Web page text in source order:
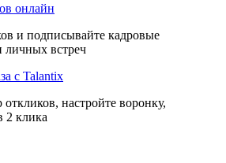
онлайн
и подписывайте кадровые
личных встреч
с Talantix
настройте воронку,
2 клика